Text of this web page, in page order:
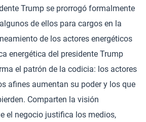
Trump se prorrogó formalmente
de ellos para cargos en la
de los actores energéticos
energética del presidente Trump
el patrón de la codicia: los actores
afines aumentan su poder y los que
Comparten la visión
el negocio justifica los medios,